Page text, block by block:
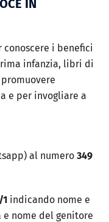
IN
conoscere i benefici
infanzia, libri di
e per invogliare a
al numero 349
1 indicando nome e
nome del genitore